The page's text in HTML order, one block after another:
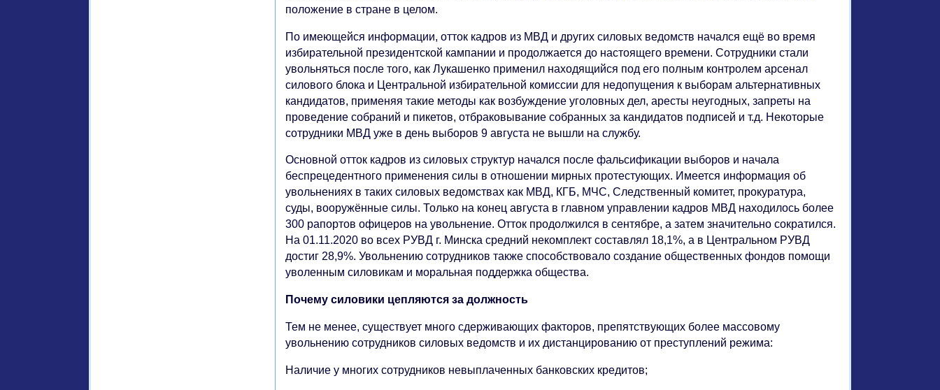
положение в стране в целом.
По имеющейся информации, отток кадров из МВД и других силовых ведомств начался ещё во время
избирательной президентской кампании и продолжается до настоящего времени. Сотрудники стали
увольняться после того, как Лукашенко применил находящийся под его полным контролем арсенал
силового блока и Центральной избирательной комиссии для недопущения к выборам альтернативных
кандидатов, применяя такие методы как возбуждение уголовных дел, аресты неугодных, запреты на
проведение собраний и пикетов, отбраковывание собранных за кандидатов подписей и т.д. Некоторые
сотрудники МВД уже в день выборов 9 августа не вышли на службу.
Основной отток кадров из силовых структур начался после фальсификации выборов и начала
беспрецедентного применения силы в отношении мирных протестующих. Имеется информация об
увольнениях в таких силовых ведомствах как МВД, КГБ, МЧС, Следственный комитет, прокуратура,
суды, вооружённые силы. Только на конец августа в главном управлении кадров МВД находилось более
300 рапортов офицеров на увольнение. Отток продолжился в сентябре, а затем значительно сократился.
На 01.11.2020 во всех РУВД г. Минска средний некомплект составлял 18,1%, а в Центральном РУВД
достиг 28,9%. Увольнению сотрудников также способствовало создание общественных фондов помощи
уволенным силовикам и моральная поддержка общества.
Почему силовики цепляются за должность
Тем не менее, существует много сдерживающих факторов, препятствующих более массовому
увольнению сотрудников силовых ведомств и их дистанцированию от преступлений режима:
Наличие у многих сотрудников невыплаченных банковских кредитов;